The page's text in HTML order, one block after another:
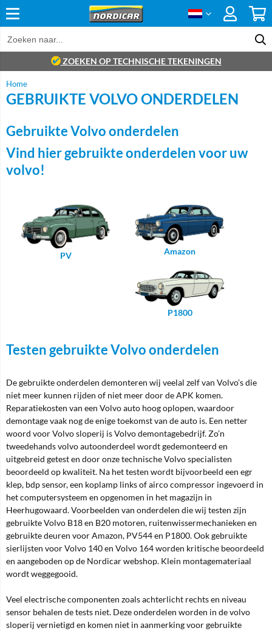
ZOEKEN OP TECHNISCHE TEKENINGEN
Home
GEBRUIKTE VOLVO ONDERDELEN
Gebruikte Volvo onderdelen
Vind hier gebruikte onderdelen voor uw
volvo!
PV Amazon
P1800
Testen gebruikte Volvo onderdelen
De gebruikte onderdelen demonteren wij veelal zelf van Volvo’s die
niet meer kunnen rijden of niet meer door de APK komen.
Reparatiekosten van een Volvo auto hoog oplopen, waardoor
demontage vaak nog de enige toekomst van de auto is. Een netter
woord voor Volvo sloperij is Volvo demontagebedrijf. Zo’n
tweedehands volvo autoonderdeel wordt gedemonteerd en
uitgebreid getest en door onze technische Volvo specialisten
beoordeeld op kwaliteit. Na het testen wordt bijvoorbeeld een egr
klep, bdp sensor, een koplamp links of airco compressor ingevoerd in
het computersysteem en opgenomen in het magazijn in
Heerhugowaard. Voorbeelden van onderdelen die wij testen zijn
gebruikte Volvo B18 en B20 motoren, ruitenwissermechanieken en
gebruikte deuren voor Amazon, PV544 en P1800. Ook gebruikte
sierlijsten voor Volvo 140 en Volvo 164 worden kritische beoordeeld
en aangeboden op de Nordicar webshop. Klein montagemateriaal
wordt weggegooid.
Veel electrische componenten zoals achterlicht rechts en niveau
sensor behalen de tests niet. Deze onderdelen worden in de volvo
sloperij vernietigd en komen niet in aanmerking voor gebruikte